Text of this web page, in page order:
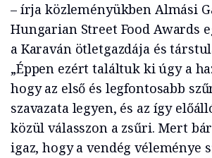
– írja közleményükben Almási
Hungarian Street Food Awards
a Karaván ötletgazdája és
„Éppen ezért találtuk ki úgy a
hogy az első és legfontosabb
szavazata legyen, és az így
közül válasszon a zsűri. Mert
igaz, hogy a vendég véleménye